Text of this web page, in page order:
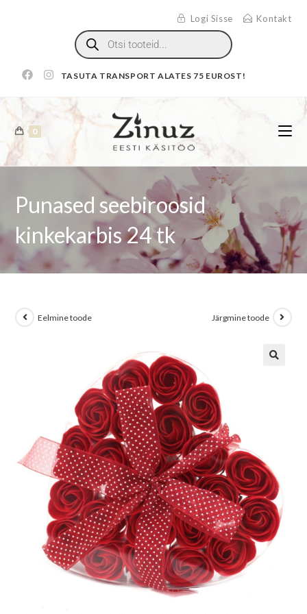
Logi Sisse Kontakt
TASUTA TRANSPORT ALATES 75 EUROST!
0
Punased seebiroosid
kinkekarbis 24 tk
Eelmine toode Järgmine toode